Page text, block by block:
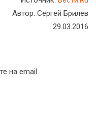
Автор: Сергей Брилев
29.03.2016
на email